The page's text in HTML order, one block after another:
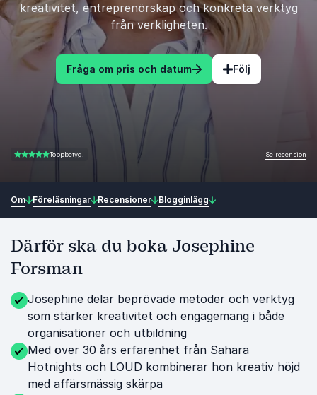
kreativitet, entreprenörskap och konkreta verktyg
från verkligheten.
Fråga om pris och datum Följ
4.67 av 5 Toppbetyg! Se recension
Om Föreläsningar Recensioner Blogginlägg
Därför ska du boka Josephine
Forsman
Josephine delar beprövade metoder och verktyg
som stärker kreativitet och engagemang i både
organisationer och utbildning
Med över 30 års erfarenhet från Sahara
Hotnights och LOUD kombinerar hon kreativ höjd
med affärsmässig skärpa